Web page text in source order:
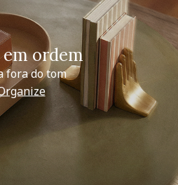
ordem
fora do tom